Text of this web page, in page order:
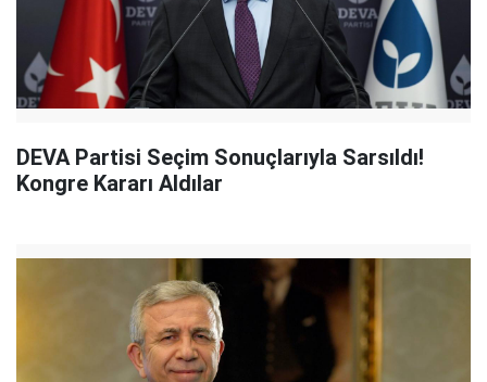
DEVA Partisi Seçim Sonuçlarıyla Sarsıldı!
Kongre Kararı Aldılar